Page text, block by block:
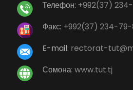
Телефон: +992(37)
Факс: +992(37) 234-
E-mail: rectorat-
Сомона: www.tut.tj